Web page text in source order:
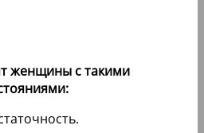
женщины с такими